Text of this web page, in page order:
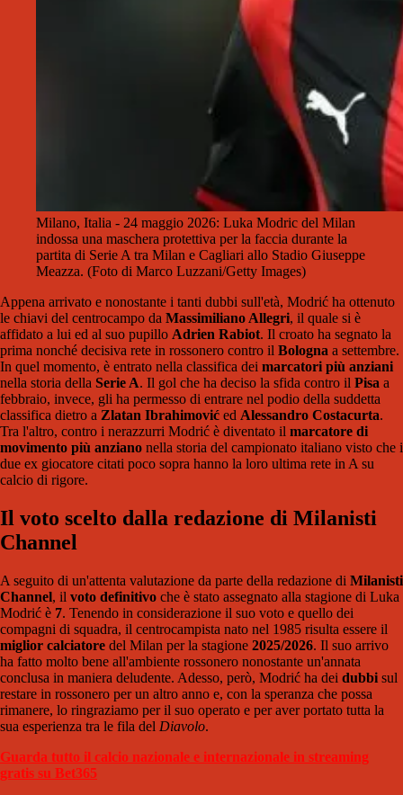
Milano, Italia - 24 maggio 2026: Luka Modric del Milan
indossa una maschera protettiva per la faccia durante la
partita di Serie A tra Milan e Cagliari allo Stadio Giuseppe
Meazza. (Foto di Marco Luzzani/Getty Images)
Appena arrivato e nonostante i tanti dubbi sull'età, Modrić ha ottenuto
le chiavi del centrocampo da Massimiliano Allegri, il quale si è
affidato a lui ed al suo pupillo Adrien Rabiot. Il croato ha segnato la
prima nonché decisiva rete in rossonero contro il Bologna a settembre.
In quel momento, è entrato nella classifica dei marcatori più anziani
nella storia della Serie A. Il gol che ha deciso la sfida contro il Pisa a
febbraio, invece, gli ha permesso di entrare nel podio della suddetta
classifica dietro a Zlatan Ibrahimović ed Alessandro Costacurta.
Tra l'altro, contro i nerazzurri Modrić è diventato il marcatore di
movimento più anziano nella storia del campionato italiano visto che i
due ex giocatore citati poco sopra hanno la loro ultima rete in A su
calcio di rigore.
Il voto scelto dalla redazione di Milanisti
Channel
A seguito di un'attenta valutazione da parte della redazione di Milanisti
Channel, il voto definitivo che è stato assegnato alla stagione di Luka
Modrić è 7. Tenendo in considerazione il suo voto e quello dei
compagni di squadra, il centrocampista nato nel 1985 risulta essere il
miglior calciatore del Milan per la stagione 2025/2026. Il suo arrivo
ha fatto molto bene all'ambiente rossonero nonostante un'annata
conclusa in maniera deludente. Adesso, però, Modrić ha dei dubbi sul
restare in rossonero per un altro anno e, con la speranza che possa
rimanere, lo ringraziamo per il suo operato e per aver portato tutta la
sua esperienza tra le fila del Diavolo.
Guarda tutto il calcio nazionale e internazionale in streaming
gratis su Bet365